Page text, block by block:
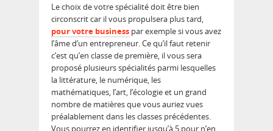
Le choix de votre spécialité doit être bien
circonscrit car il vous propulsera plus tard,
pour votre business par exemple si vous avez
l’âme d’un entrepreneur. Ce qu’il faut retenir
c’est qu’en classe de première, il vous sera
proposé plusieurs spécialités parmi lesquelles
la littérature, le numérique, les
mathématiques, l’art, l’écologie et un grand
nombre de matières que vous auriez vues
préalablement dans les classes précédentes.
Vous pourrez en identifier jusqu’à 5 pour n’en